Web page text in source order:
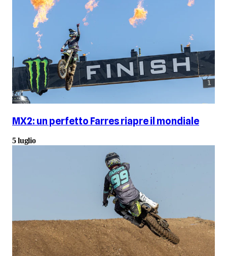
MX2: un perfetto Farres riapre il mondiale
5 luglio